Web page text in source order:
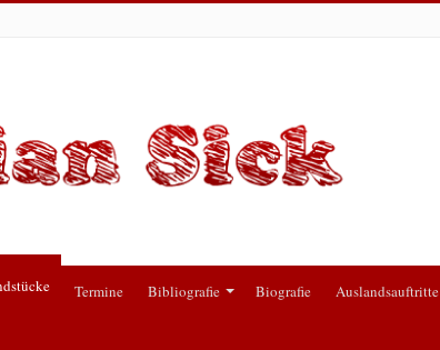
Termine Bibliografie Biografie Auslandsauftritte